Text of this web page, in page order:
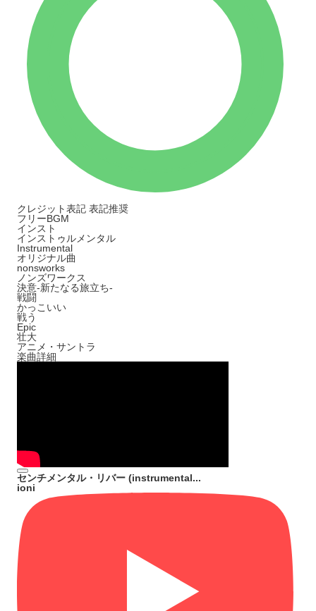
クレジット表記 表記推奨
フリーBGM
インスト
インストゥルメンタル
Instrumental
オリジナル曲
nonsworks
ノンズワークス
決意-新たなる旅立ち-
戦闘
かっこいい
戦う
Epic
壮大
アニメ・サントラ
楽曲詳細
センチメンタル・リバー (instrumental...
ioni